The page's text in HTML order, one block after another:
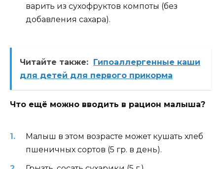
варить из сухофруктов компоты (без
добавления сахара).
Читайте также: Гипоаллергенные каши
для детей для первого прикорма
Что ещё можно вводить в рацион малыша?
Малыш в этом возрасте может кушать хлеб
пшеничных сортов (5 гр. в день).